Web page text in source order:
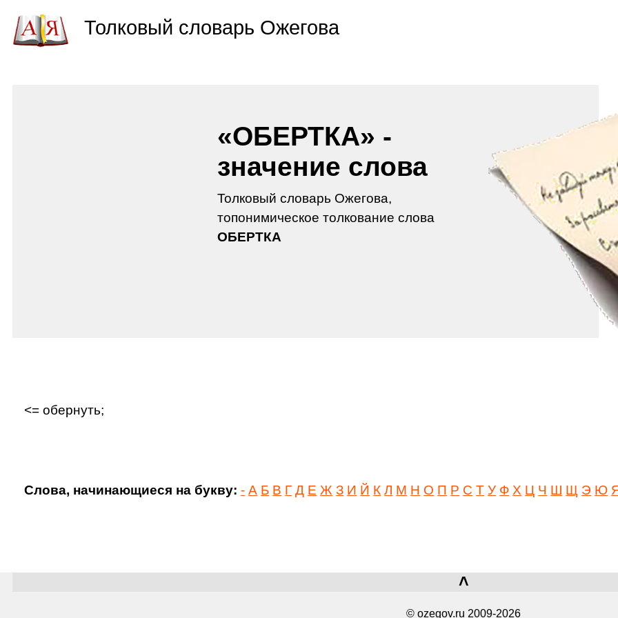
«ОБЕРТКА» -
значение слова
Толковый словарь Ожегова,
топонимическое толкование слова
ОБЕРТКА
<= обернуть;
Слова, начинающиеся на букву: - А Б В Г Д Е Ж З И Й К Л М Н О П Р С Т У Ф Х Ц Ч Ш Щ Э Ю
˄
© ozegov.ru 2009-2026
Толковый словарь Ожегова